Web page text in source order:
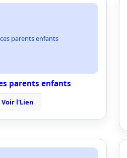
parents enfants
parents enfants
Voir l'Lien